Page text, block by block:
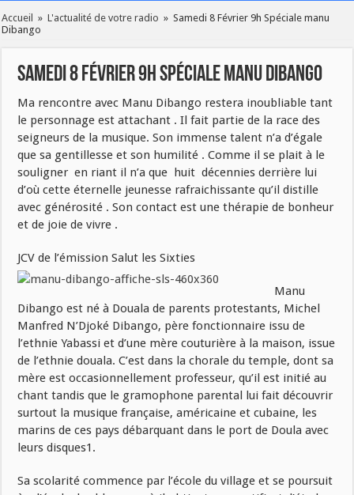
Accueil » L'actualité de votre radio » Samedi 8 Février 9h Spéciale manu
Dibango
Samedi 8 Février 9h Spéciale manu Dibango
Ma rencontre avec Manu Dibango restera inoubliable tant
le personnage est attachant . Il fait partie de la race des
seigneurs de la musique. Son immense talent n’a d’égale
que sa gentillesse et son humilité . Comme il se plait à le
souligner en riant il n’a que huit décennies derrière lui
d’où cette éternelle jeunesse rafraichissante qu’il distille
avec générosité . Son contact est une thérapie de bonheur
et de joie de vivre .
JCV de l’émission Salut les Sixties
Manu
Dibango est né à Douala de parents protestants, Michel
Manfred N’Djoké Dibango, père fonctionnaire issu de
l’ethnie Yabassi et d’une mère couturière à la maison, issue
de l’ethnie douala. C’est dans la chorale du temple, dont sa
mère est occasionnellement professeur, qu’il est initié au
chant tandis que le gramophone parental lui fait découvrir
surtout la musique française, américaine et cubaine, les
marins de ces pays débarquant dans le port de Doula avec
leurs disques1.
Sa scolarité commence par l’école du village et se poursuit